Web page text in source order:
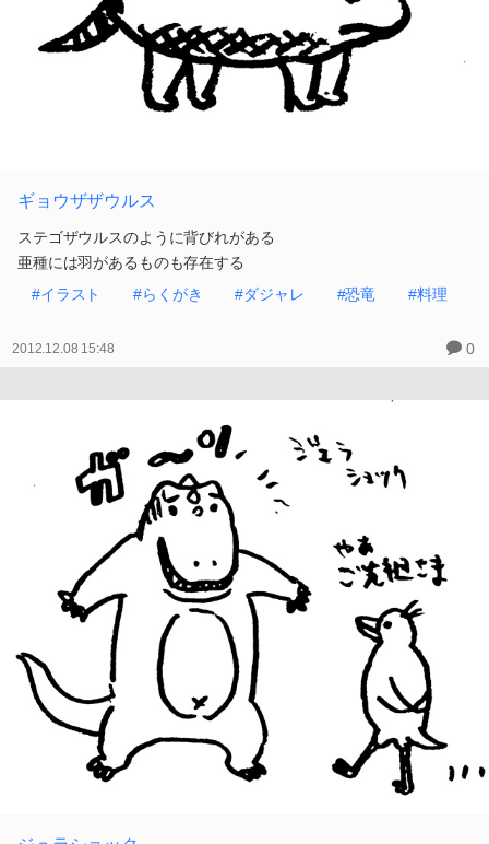
ギョウザザウルス
ステゴザウルスのように背びれがある
亜種には羽があるものも存在する
#イラスト
#らくがき #ダジャレ #恐竜 #料理
2012.12.08 15:48 0